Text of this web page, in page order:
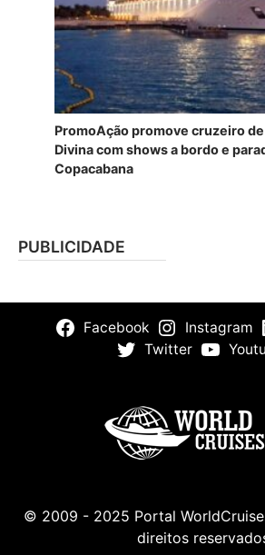
PromoAção promove cruzeiro
Divina com shows a bordo e
Copacabana
PUBLICIDADE
Facebook Instagram
Twitter
© 2009 - 2025 Portal
direitos